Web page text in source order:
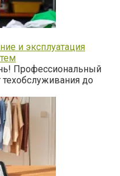
и эксплуатация
Профессиональный
до